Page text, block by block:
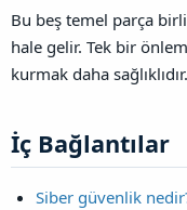
Bu beş temel parça
hale gelir. Tek bir
kurmak daha sağlıklıdır.
İç Bağlantılar​
Siber güvenlik